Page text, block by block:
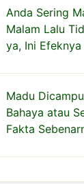
Anda Sering
Malam Lalu
ya, Ini Efeknya
Madu
Bahaya atau
Fakta